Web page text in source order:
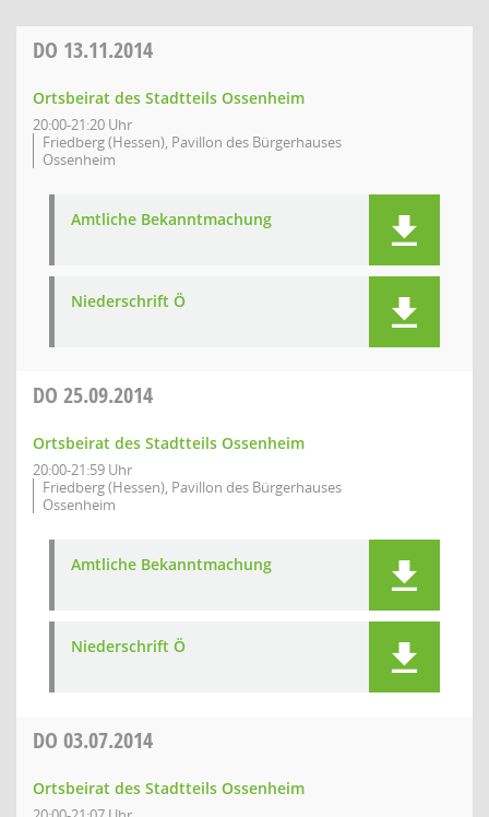
DO 13.11.2014
Ortsbeirat des Stadtteils Ossenheim
20:00-21:20 Uhr
Friedberg (Hessen), Pavillon des Bürgerhauses
Ossenheim
Amtliche Bekanntmachung
Niederschrift Ö
DO 25.09.2014
Ortsbeirat des Stadtteils Ossenheim
20:00-21:59 Uhr
Friedberg (Hessen), Pavillon des Bürgerhauses
Ossenheim
Amtliche Bekanntmachung
Niederschrift Ö
DO 03.07.2014
Ortsbeirat des Stadtteils Ossenheim